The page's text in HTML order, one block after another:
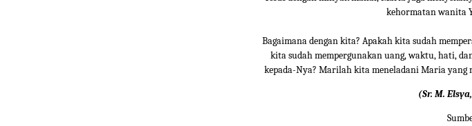
kehormatan wanita
Bagaimana dengan kita? Apakah kita sudah
kita sudah mempergunakan uang, waktu, hati,
kepada-Nya? Marilah kita meneladani Maria yang
(Sr. M.